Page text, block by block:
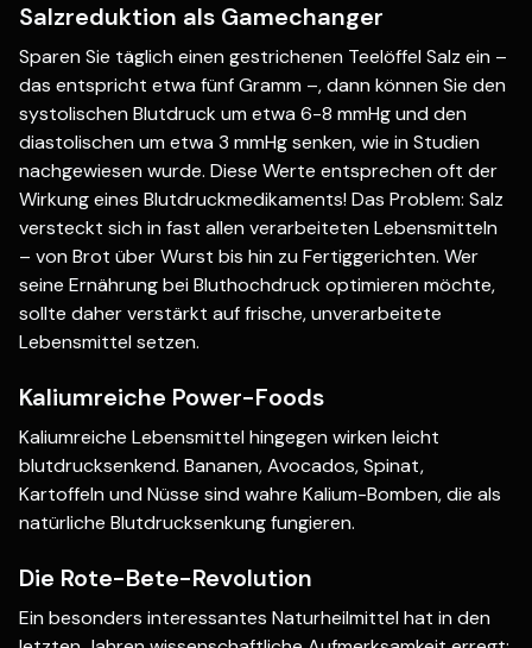
Salzreduktion als Gamechanger
Sparen Sie täglich einen gestrichenen Teelöffel Salz ein –
das entspricht etwa fünf Gramm –, dann können Sie den
systolischen Blutdruck um etwa 6-8 mmHg und den
diastolischen um etwa 3 mmHg senken, wie in Studien
nachgewiesen wurde. Diese Werte entsprechen oft der
Wirkung eines Blutdruckmedikaments! Das Problem: Salz
versteckt sich in fast allen verarbeiteten Lebensmitteln
– von Brot über Wurst bis hin zu Fertiggerichten. Wer
seine Ernährung bei Bluthochdruck optimieren möchte,
sollte daher verstärkt auf frische, unverarbeitete
Lebensmittel setzen.
Kaliumreiche Power-Foods
Kaliumreiche Lebensmittel hingegen wirken leicht
blutdrucksenkend. Bananen, Avocados, Spinat,
Kartoffeln und Nüsse sind wahre Kalium-Bomben, die als
natürliche Blutdrucksenkung fungieren.
Die Rote-Bete-Revolution
Ein besonders interessantes Naturheilmittel hat in den